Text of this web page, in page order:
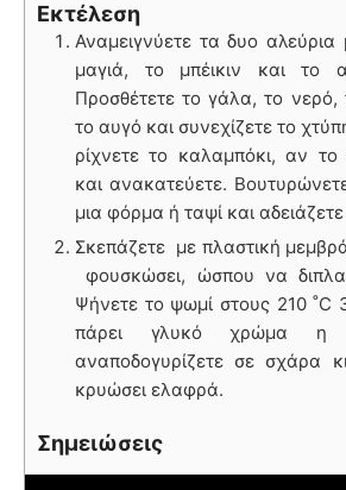
Εκτέλεση
Αναμειγνύετε τα δυο
μαγιά, το μπέικιν και το
Προσθέτετε το γάλα, το νερό,
το αυγό και συνεχίζετε το
ρίχνετε το καλαμπόκι, αν το
και ανακατεύετε.
μια φόρμα ή ταψί και
Σκεπάζετε με πλαστική
φουσκώσει, ώσπου να
Ψήνετε το ψωμί στους 210
πάρει γλυκό χρώμα η
αναποδογυρίζετε σε σχάρα
κρυώσει ελαφρά.
Σημειώσεις